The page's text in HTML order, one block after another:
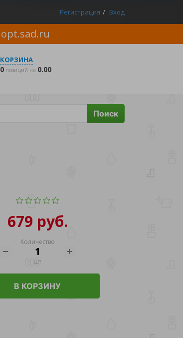
Регистрация Вход
opt.sad.ru
КОРЗИНА
0 позиций на 0.00
Поиск
679 руб.
Количество
шт
В КОРЗИНУ